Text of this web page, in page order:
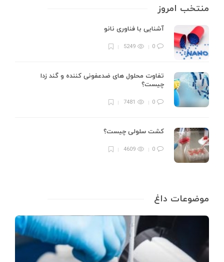
منتخب امروز
آشنایی با فناوری نانو
0
5249
تفاوت محلول های ضدعفونی کننده و گند زدا
چیست؟
0
7481
کشت سلولی چیست؟
0
4609
موضوعات داغ